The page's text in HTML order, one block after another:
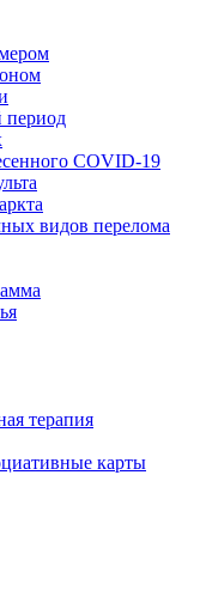
период
COVID-19
видов перелома
терапия
карты